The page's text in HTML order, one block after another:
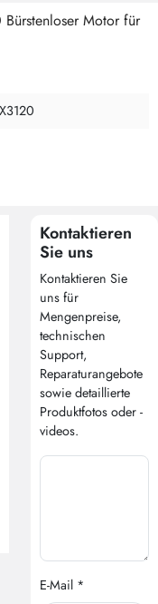
Motor für
Kontaktieren
Sie uns
Kontaktieren Sie
uns für
Mengenpreise,
technischen
Support,
Reparaturangebote
sowie detaillierte
Produktfotos oder -
videos.
E-Mail *